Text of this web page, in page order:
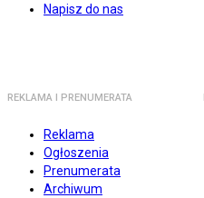
Napisz do nas
REKLAMA I PRENUMERATA
Reklama
Ogłoszenia
Prenumerata
Archiwum